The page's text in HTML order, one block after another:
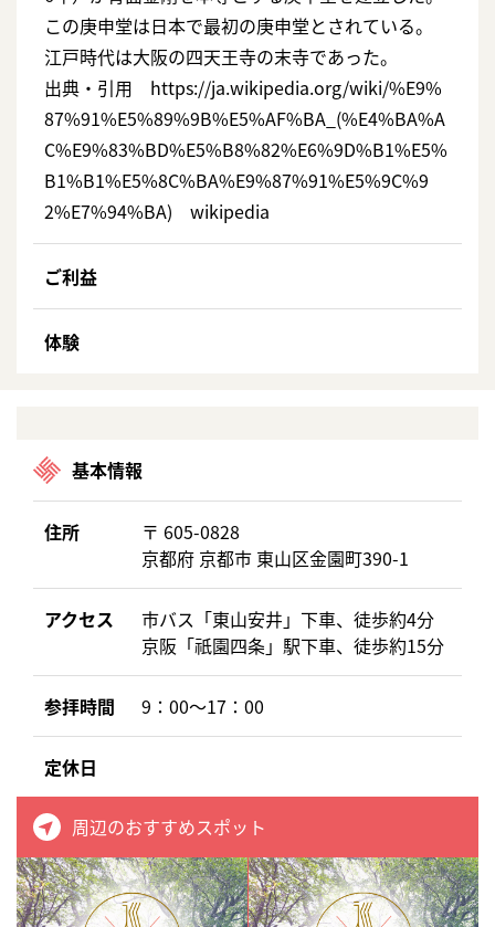
この庚申堂は日本で最初の庚申堂とされている。
江戸時代は大阪の四天王寺の末寺であった。
出典・引用 https://ja.wikipedia.org/wiki/%E9%
87%91%E5%89%9B%E5%AF%BA_(%E4%BA%A
C%E9%83%BD%E5%B8%82%E6%9D%B1%E5%
B1%B1%E5%8C%BA%E9%87%91%E5%9C%9
2%E7%94%BA) wikipedia
ご利益
体験
基本情報
住所
〒 605-0828
京都府 京都市 東山区金園町390-1
アクセス
市バス「東山安井」下車、徒歩約4分
京阪「祇園四条」駅下車、徒歩約15分
参拝時間 9：00～17：00
定休日
周辺のおすすめスポット